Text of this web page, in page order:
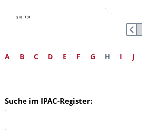
A B C D E F G H I J
Suche im IPAC-Register: